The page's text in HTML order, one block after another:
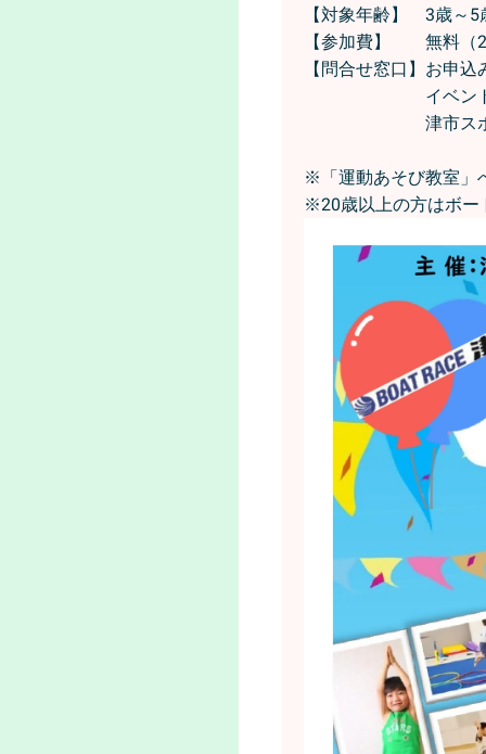
【対象年齢】 3歳～5
【参加費】 無料（
【問合せ窓口】お申
イベント内容に
津市スポーツ
※「運動あそび教室」
※20歳以上の方はボー